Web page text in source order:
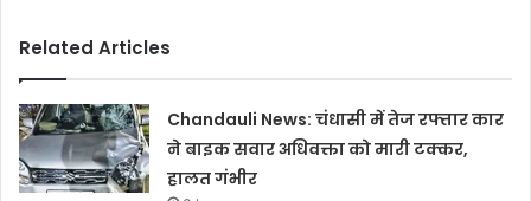
Related Articles
Chandauli News: चंधासी में तेज रफ्तार कार
ने बाइक सवार अधिवक्ता को मारी टक्कर,
हालत गंभीर